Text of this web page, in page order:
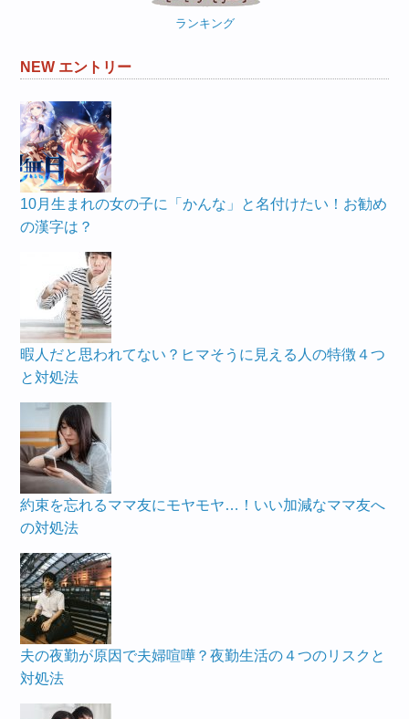
ランキング
NEW エントリー
10月生まれの女の子に「かんな」と名付けたい！お勧め
の漢字は？
暇人だと思われてない？ヒマそうに見える人の特徴４つ
と対処法
約束を忘れるママ友にモヤモヤ…！いい加減なママ友へ
の対処法
夫の夜勤が原因で夫婦喧嘩？夜勤生活の４つのリスクと
対処法